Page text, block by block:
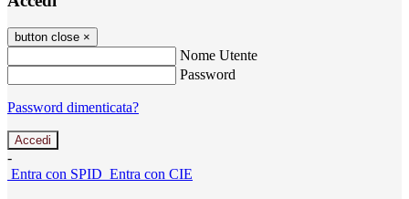
button close ×
Nome Utente
Password
Password dimenticata?
-
Entra con SPID Entra con CIE